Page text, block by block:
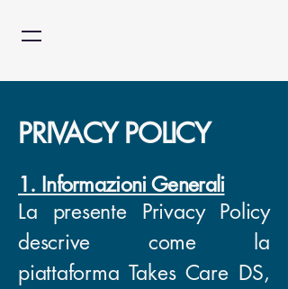
PRIVACY POLICY
1. Informazioni Generali
La presente Privacy Policy
descrive come la
piattaforma Takes Care DS,